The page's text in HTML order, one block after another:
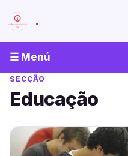
.
☰ Menú
SECÇÃO
Educação